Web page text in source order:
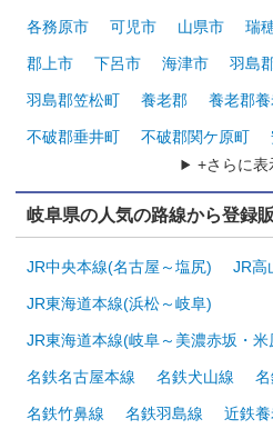
各務原市 可児市 山県市 瑞
郡上市 下呂市 海津市 羽島
羽島郡笠松町 養老郡 養老郡
不破郡垂井町 不破郡関ケ原町
+さらに表
岐阜県の人気の路線から登録
JR中央本線(名古屋～塩尻) JR高
JR東海道本線(浜松～岐阜)
JR東海道本線(岐阜～美濃赤坂・米
名鉄名古屋本線 名鉄犬山線
名鉄竹鼻線 名鉄羽島線 近鉄